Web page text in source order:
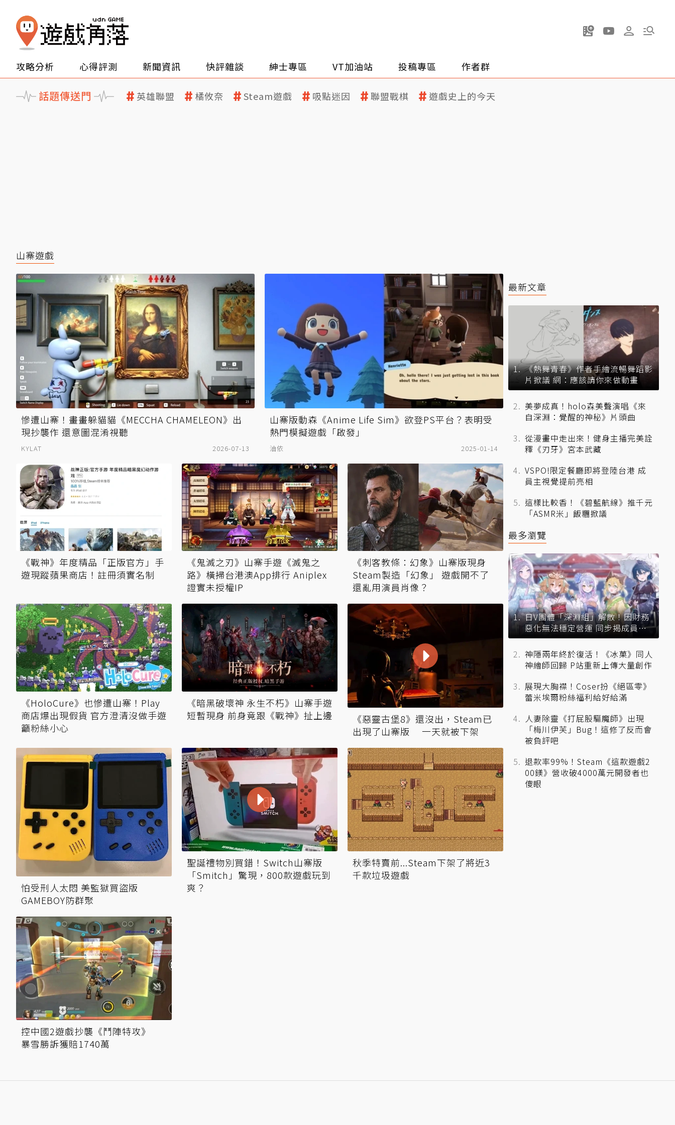
攻略分析 心得評測 新聞資訊 快評雜談 紳士專區 VT加油站 投稿專區 作者群
話題傳送門 英雄聯盟 橘攸奈 Steam遊戲 吸點迷因 聯盟戰棋 遊戲史上的今天
山寨遊戲
慘遭山寨！畫畫躲貓貓《MECCHA CHAMELEON》出
現抄襲作 還意圖混淆視聽
KYLAT 2026-07-13
山寨版動森《Anime Life Sim》欲登PS平台？表明受
熱門模擬遊戲「啟發」
油依 2025-01-14
《戰神》年度精品「正版官方」手
遊現蹤蘋果商店！註冊須實名制
《鬼滅之刃》山寨手遊《滅鬼之
路》橫掃台港澳App排行 Aniplex
證實未授權IP
《刺客教條：幻象》山寨版現身
Steam製造「幻象」 遊戲開不了
還亂用演員肖像？
《HoloCure》也慘遭山寨！Play
商店爆出現假貨 官方澄清沒做手遊
籲粉絲小心
《暗黑破壞神 永生不朽》山寨手遊
短暫現身 前身竟跟《戰神》扯上邊
《惡靈古堡8》還沒出，Steam已
出現了山寨版 一天就被下架
怕受刑人太悶 美監獄買盜版
GAMEBOY防群聚
聖誕禮物別買錯！Switch山寨版
「Smitch」驚現，800款遊戲玩到
爽？
秋季特賣前...Steam下架了將近3
千款垃圾遊戲
控中國2遊戲抄襲《鬥陣特攻》
暴雪勝訴獲賠1740萬
最新文章
《熱舞青春》作者手繪流暢舞蹈影
片掀議 網：應該請你來做動畫
美夢成真！holo森美聲演唱《來
自深淵：覺醒的神秘》片頭曲
從漫畫中走出來！健身主播完美詮
釋《刃牙》宮本武藏
VSPO!限定餐廳即將登陸台港 成
員主視覺提前亮相
這樣比較香！《碧藍航線》推千元
「ASMR米」飯糰掀議
最多瀏覽
日V團體「深淵組」解散！因財務
惡化無法穩定營運 同步揭成員未
來去向
神隱兩年終於復活！《冰菓》同人
神繪師回歸 P站重新上傳大量創作
展現大胸襟！Coser扮《絕區零》
蕾米埃爾粉絲福利給好給滿
人妻除靈《打屁股驅魔師》出現
「梅川伊芙」Bug！這修了反而會
被負評吧
退款率99%！Steam《這款遊戲2
00鎂》營收破4000萬元開發者也
傻眼